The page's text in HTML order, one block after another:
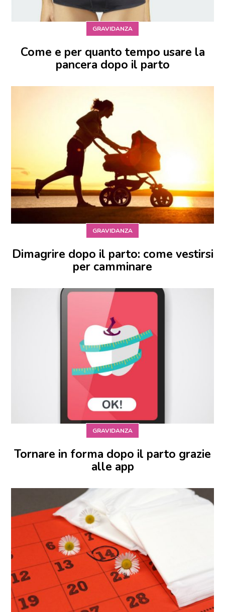
GRAVIDANZA
Come e per quanto tempo usare la
pancera dopo il parto
GRAVIDANZA
Dimagrire dopo il parto: come vestirsi
per camminare
GRAVIDANZA
Tornare in forma dopo il parto grazie
alle app